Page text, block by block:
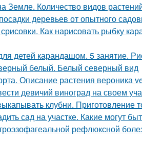
Земле. Количество видов
деревьев от опытного
Как нарисовать рыбку
детей карандашом. 5 занятие.
белый. Белый северный вид
Описание растения вероника
девичий виноград на своем
клубни. Приготовление
сад на участке. Какие могут
рефлюксной